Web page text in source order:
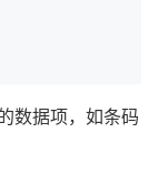
数据项，如条码